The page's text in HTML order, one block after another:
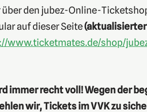
über den jubez-Online-
auf dieser Seite
www.ticketmates.de/shop/
immer recht voll! Wegen der
wir, Tickets im VVK zu